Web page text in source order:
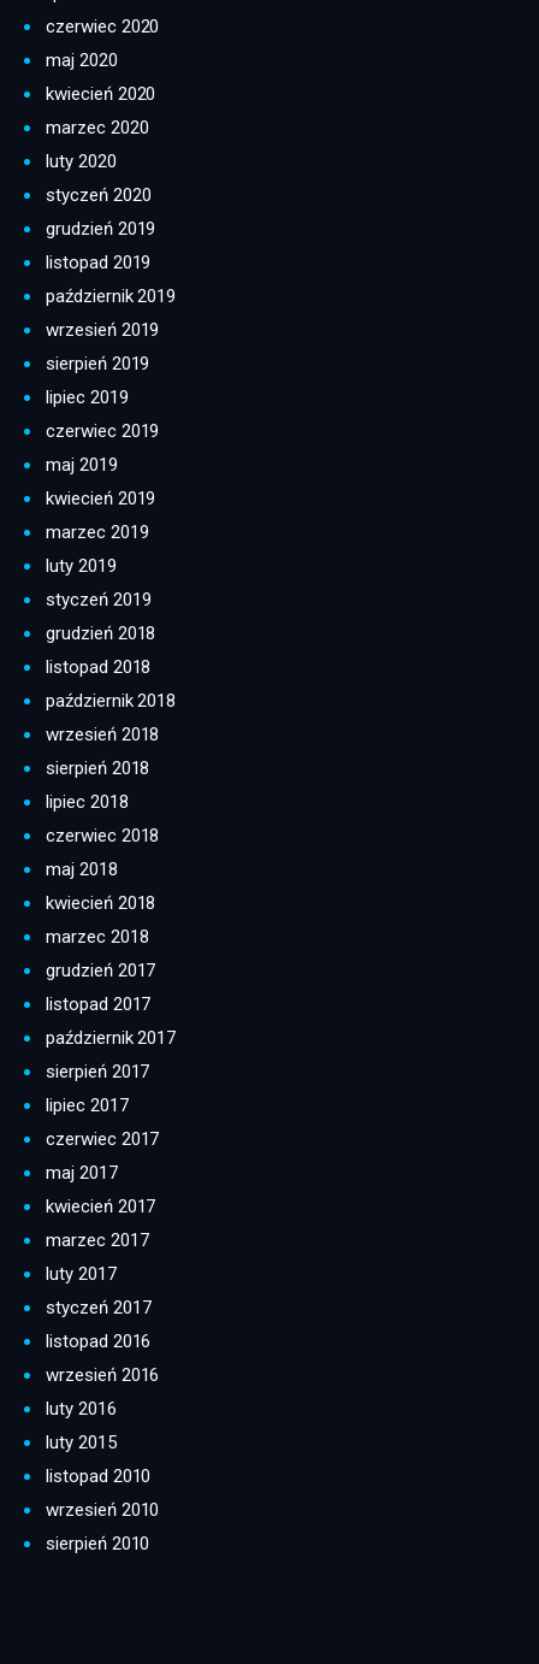
czerwiec 2020
maj 2020
kwiecień 2020
marzec 2020
luty 2020
styczeń 2020
grudzień 2019
listopad 2019
październik 2019
wrzesień 2019
sierpień 2019
lipiec 2019
czerwiec 2019
maj 2019
kwiecień 2019
marzec 2019
luty 2019
styczeń 2019
grudzień 2018
listopad 2018
październik 2018
wrzesień 2018
sierpień 2018
lipiec 2018
czerwiec 2018
maj 2018
kwiecień 2018
marzec 2018
grudzień 2017
listopad 2017
październik 2017
sierpień 2017
lipiec 2017
czerwiec 2017
maj 2017
kwiecień 2017
marzec 2017
luty 2017
styczeń 2017
listopad 2016
wrzesień 2016
luty 2016
luty 2015
listopad 2010
wrzesień 2010
sierpień 2010